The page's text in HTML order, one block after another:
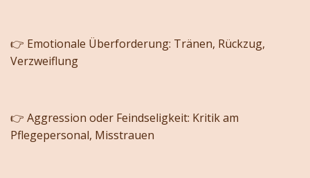
👉 Emotionale Überforderung: Tränen, Rückzug,
Verzweiflung
👉 Aggression oder Feindseligkeit: Kritik am
Pflegepersonal, Misstrauen